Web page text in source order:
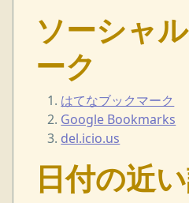
ソーシャ
ーク
はてなブックマーク
Google Bookmarks
del.icio.us
日付の近